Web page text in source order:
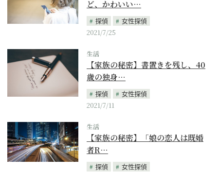
ど、かわいい…
探偵
女性探偵
2021/7/25
生活
【家族の秘密】書置きを残し、40
歳の独身…
探偵
女性探偵
2021/7/11
生活
【家族の秘密】「娘の恋人は既婚
者R…
探偵
女性探偵